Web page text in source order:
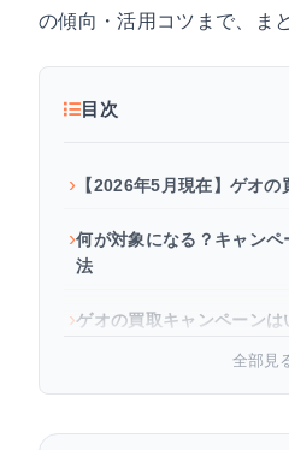
の傾向・活用コツまで、ま
目次
【2026年5月現在】ゲオ
何が対象になる？キャン
法
ゲオの買取キャンペーン
店頭と宅配、どちらのキ
全部見